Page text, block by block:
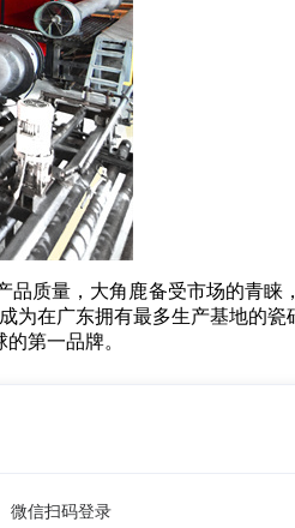
质量，大角鹿备受市场的青
为在广东拥有最多生产基地的
第一品牌。
微信扫码登录